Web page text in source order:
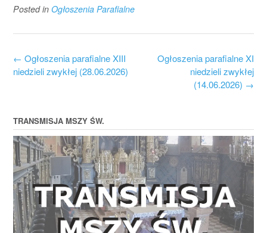
Posted in Ogłoszenia Parafialne
Post
navigation
Ogłoszenia parafialne XI
niedzieli zwykłej
(14.06.2026) →
← Ogłoszenia parafialne XIII
niedzieli zwykłej (28.06.2026)
TRANSMISJA MSZY ŚW.